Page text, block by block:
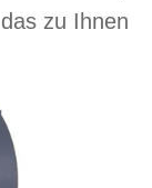
zu Ihnen